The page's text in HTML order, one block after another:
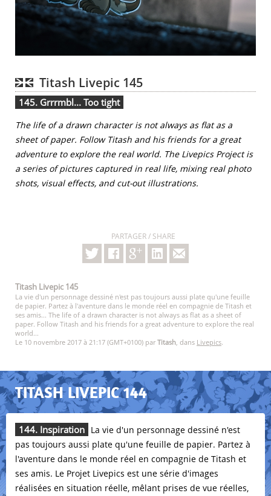
Titash Livepic 145
145. Grrrmbl... Too tight
The life of a drawn character is not always as flat as a
sheet of paper. Follow Titash and his friends for a great
adventure to explore the real world. The Livepics Project is
a series of pictures captured in real life, mixing real photo
shots, visual effects, and cut-out illustrations.
PARTAGER / SHARE
Titash Livepic 145
La vie d'un personnage dessiné n'est pas toujours aussi plate qu'une feuille
de papier. Partez à l'aventure dans le monde réel en compagnie de Titash et
ses amis... The life of a drawn character is not always as flat as a sheet of
paper. Follow Titash and his friends for a great adventure to explore the real
world...
Le 10 novembre 2017 à 21:17 (GMT+0100) par Titash, dans Livepics.
TITASH LIVEPIC 144
144. Inspiration La vie d'un personnage dessiné n'est
pas toujours aussi plate qu'une feuille de papier. Partez à
l'aventure dans le monde réel en compagnie de Titash et
ses amis. Le Projet Livepics est une série d'images
réalisées en situation réelle, mêlant prises de vue réelles,